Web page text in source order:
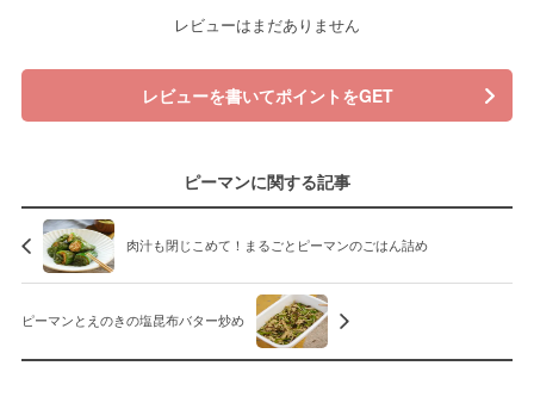
レビューはまだありません
レビューを書いてポイントをGET
ピーマンに関する記事
肉汁も閉じこめて！まるごとピーマンのごはん詰め
ピーマンとえのきの塩昆布バター炒め